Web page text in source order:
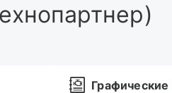
Графические